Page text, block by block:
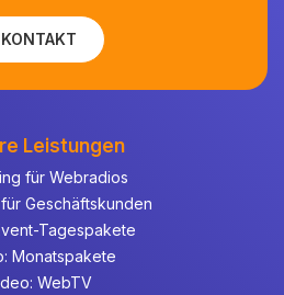
KONTAKT
Leistungen
für Webradios
Geschäftskunden
Tagespakete
Monatspakete
WebTV